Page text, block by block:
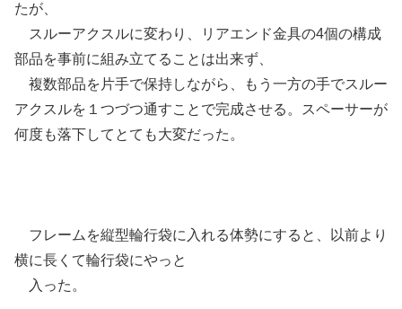
たが、
スルーアクスルに変わり、リアエンド金具の4個の構成
部品を事前に組み立てることは出来ず、
複数部品を片手で保持しながら、もう一方の手でスルー
アクスルを１つづつ通すことで完成させる。スペーサーが
何度も落下してとても大変だった。
フレームを縦型輪行袋に入れる体勢にすると、以前より
横に長くて輪行袋にやっと
入った。